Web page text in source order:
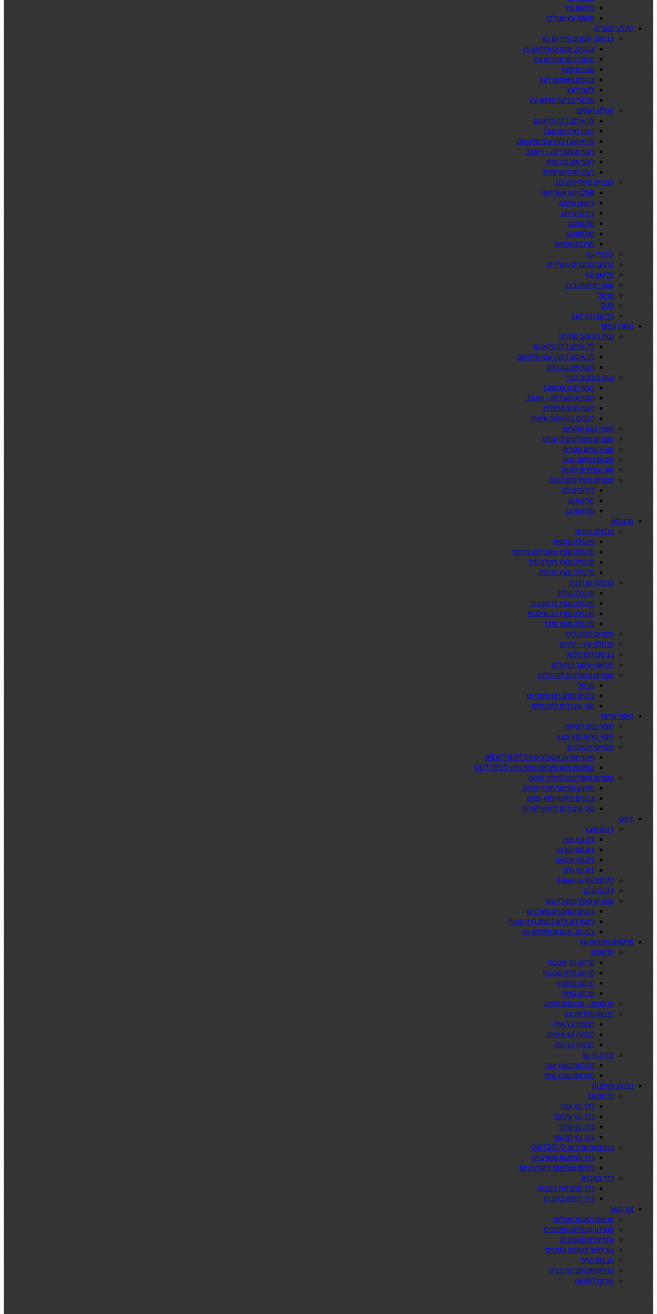
פלטות עץ
מוטות עץ עגולים
קטלוג מוצרים
צבעים, שמנים וחידוש עץ
צבעים, שמנים וחידוש עץ
חומרי ניקוי וחידוש עץ
שמנים לעץ
צבעים אטומים לעץ
לכות לעץ
אביזרי צביעה ותיקון עץ
קטלוג רעפים
לה אסקנדלה פלאנום
רעפי חרס פורטוגז
לה אסקנדלה רעפי סלקטום
רעפי אסקנדלה – ויזום 3
רעפי אינובה חרס
רעפי חרס מרסלייז
מוצרים משלימים לגג
OSB תקן אמריקאי
יריעות איטום
בידודים לגג
חלונות גג
סולמות גג
מרזבים ופחים
עיבודי עץ
ברגים ומחברים מיוחדים
פלטות עץ
מוצרי פיתוח ובינוי
פרזול
D.I.Y
כלי עבודה לעץ
גגות רעפים
גגות בעיצוב מודרני
לה אסקנדלה פלאנום
לה אסקנדלה רעפי סלקטום
רעפי אינובה חרס
גגות בעיצוב כפרי
רעפי חרס פורטוגז
רעפי אסקנדלה – ויזום 3
רעפי חרס מרסלייז
רעפים בהתאמה אישית
חיפויי גגות ותקרות
מוצרים משלימים לרעפים
סוגי רעפים נוספים
חידוש ושימור גגות
סוגי עיבודים לגגות
מוצרים משלימים לגגות
בידודים לגג
חלונות גג
סולמות גג
פרגולות
פרגולה כפרית
פרגולה גושנית
פרגולה מעץ גושני לבן צרפתי
פרגולה מעץ דוגלס פייר
פרגולה מעץ המלוק
פרגולה מודרנית
פרגולה תלויה
פרגולה מעץ דו שכבתי
פרגולה מעץ רב שיכבתי
פרגולה מעץ סידר
חיפויים לפרגולות
פרגולת עץ – טיפים
צבעים לפרגולות
חידוש ושימור פרגולות
מוצרים משלימים לפרגולות
פרזול
ברגים ומחברים מיוחדים
סוגי עיבודים לפרגולות
חיפויי קירות
חיפוי פנים לקירות
חיפוי קירות חוץ מעץ
חיפויים אקולוגים
חיפויי קירות אקולוגיים WEATHERTEX
מחיצות דקורטיביות ומשרביות OUTDECO
מוצרים משלימים לחיפויי קירות
חידוש ושימור חיפויי קירות
צבעים לחיפויי חוץ ופנים
סוגי עיבודים לחיפויי קירות
דקים
דקים מעץ
דק עץ אורן
דק אורן טרמו
דק עץ איפאה
דק עץ טיק
דק סינטטי Fiberon
דק במבוק
מוצרים משלימים לדקים
ברגים ומחברים מיוחדים
ריצוף דק ללא ברגים (דק סמוי)
צבעים, שמנים וחידוש עץ
פרקטים ורצפות עץ
פרקטים
פרקט רב שכבתי
פרקט תלת שכבתי
פרקט פישבון
פרקט גושני
פרקטים – מבצעים חמים
רצפות וגלריות עץ
רצפות עץ אורן
רצפות עץ איפאה
רצפות עץ טיק
מדרגות עץ
מדרגות מעץ אורן
מדרגות מעץ אלון
גדרות ומחיצות
גדרות עץ
גדר עץ אורן
גדר עץ איפאה
גדר עץ סידר
גדר עץ סינטטי
גדרות ומשרביות OUTDECO
גדר ומחיצות משרביות
גדרות ומחיצות דקורטיביות
גדר במבוק
גדר מחצלות במבוק
גדר לוחות במבוק
צור קשר
סניפים ושעות פעילות
מועדון קבלנים ומתקינים
אדריכלים ומעצבים
צור קשר לקוחות עסקיים
הצעות מחיר
פרוייקטים וחברות בנייה
שירות לקוחות